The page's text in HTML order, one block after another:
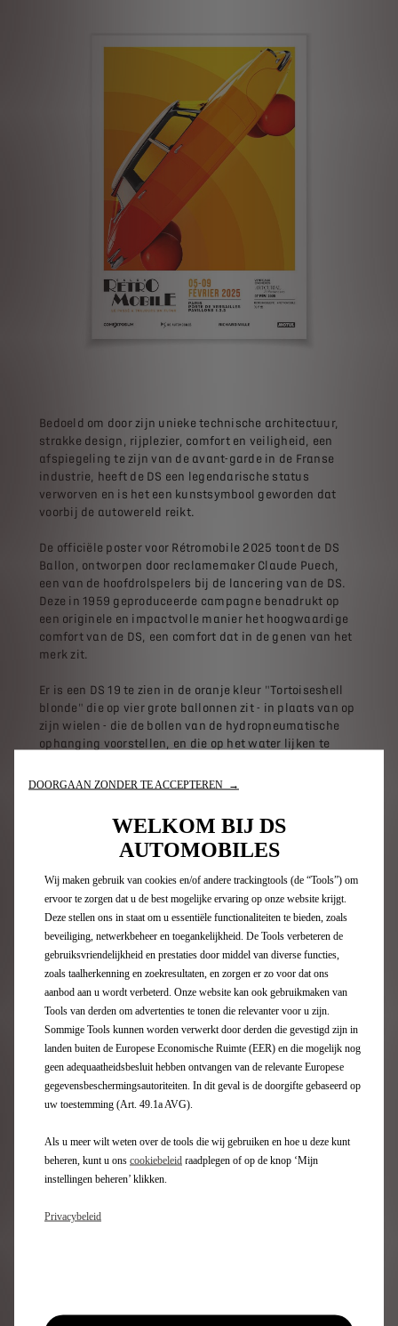
Bedoeld om door zijn unieke technische architectuur,
strakke design, rijplezier, comfort en veiligheid, een
afspiegeling te zijn van de avant-garde in de Franse
industrie, heeft de DS een legendarische status
verworven en is het een kunstsymbool geworden dat
voorbij de autowereld reikt.
De officiële poster voor Rétromobile 2025 toont de DS
Ballon, ontworpen door reclamemaker Claude Puech,
een van de hoofdrolspelers bij de lancering van de DS.
Deze in 1959 geproduceerde campagne benadrukt op
een originele en impactvolle manier het hoogwaardige
comfort van de DS, een comfort dat in de genen van het
merk zit.
Er is een DS 19 te zien in de oranje kleur "Tortoiseshell
blonde" die op vier grote ballonnen zit - in plaats van op
zijn wielen - die de bollen van de hydropneumatische
ophanging voorstellen, en die op het water lijken te
kunstwerk verheffen, zijn de hele wereld rondgegaan en
Rétromobile 2025 wordt een hoogtepunt in de viering
programma binnenkort bekend wordt gemaakt.
Reserveer nu uw ticket
Ontdek de geschiedenis van de DS
Terug naar het nieuws
Inschrijving nieuwsbrief
Oplaadbare hybridewagen
DOORGAAN ZONDER TE ACCEPTEREN →
WELKOM BIJ DS
AUTOMOBILES
Wij maken gebruik van cookies en/of andere trackingtools (de “Tools”) om
ervoor te zorgen dat u de best mogelijke ervaring op onze website krijgt.
Deze stellen ons in staat om u essentiële functionaliteiten te bieden, zoals
beveiliging, netwerkbeheer en toegankelijkheid. De Tools verbeteren de
gebruiksvriendelijkheid en prestaties door middel van diverse functies,
zoals taalherkenning en zoekresultaten, en zorgen er zo voor dat ons
aanbod aan u wordt verbeterd. Onze website kan ook gebruikmaken van
Tools van derden om advertenties te tonen die relevanter voor u zijn.
Sommige Tools kunnen worden verwerkt door derden die gevestigd zijn in
landen buiten de Europese Economische Ruimte (EER) en die mogelijk nog
geen adequaatheidsbesluit hebben ontvangen van de relevante Europese
gegevensbeschermingsautoriteiten. In dit geval is de doorgifte gebaseerd op
uw toestemming (Art. 49.1a AVG).
Als u meer wilt weten over de tools die wij gebruiken en hoe u deze kunt
beheren, kunt u ons cookiebeleid raadplegen of op de knop ‘Mijn
instellingen beheren’ klikken.
Privacybeleid